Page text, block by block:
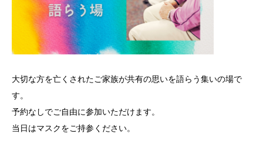
大切な方を亡くされたご家族が共有の思いを語らう集いの場で
す。
予約なしでご自由に参加いただけます。
当日はマスクをご持参ください。